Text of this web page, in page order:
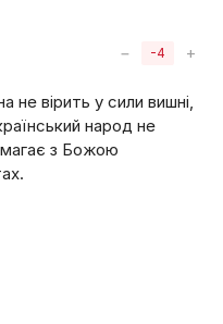
− -4 +
не вірить у сили вишні,
народ не
з Божою